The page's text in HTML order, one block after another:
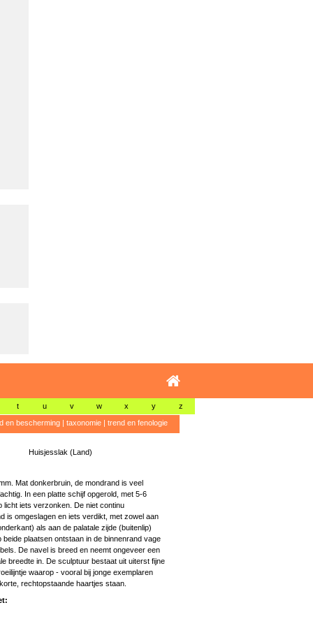
t u v w x y z
en bescherming| taxonomie| trend en fenologie
Huisjesslak (Land)
Mat donkerbruin, de mondrand is veel
In een platte schijf opgerold, met 5-6
licht iets verzonken. De niet continu
is omgeslagen en iets verdikt, met zowel aan
als aan de palatale zijde (buitenlip)
beide plaatsen ontstaan in de binnenrand vage
De navel is breed en neemt ongeveer een
breedte in. De sculptuur bestaat uit uiterst fijne
waarop - vooral bij jonge exemplaren
rechtopstaande haartjes staan.